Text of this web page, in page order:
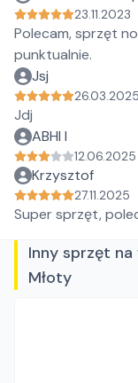
23.11.2023
Polecam, sprzęt
punktualnie.
Jsj
26.03.2025
Jdj
ABHI I
12.06.2025
Krzysztof
27.11.2025
Super sprzęt,
Inny sprzęt
Młoty